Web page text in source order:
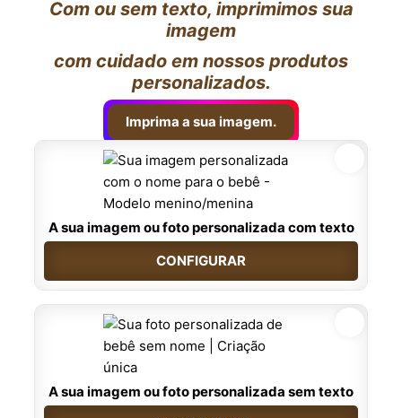
Com ou sem texto, imprimimos sua
imagem
com cuidado em nossos produtos
personalizados.
Imprima a sua imagem.
A sua imagem ou foto personalizada com texto
CONFIGURAR
A sua imagem ou foto personalizada sem texto